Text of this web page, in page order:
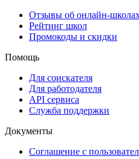
Отзывы об онлайн-
Рейтинг школ
Промокоды и скидки
Помощь
Для соискателя
Для работодателя
API сервиса
Служба поддержки
Документы
Соглашение с